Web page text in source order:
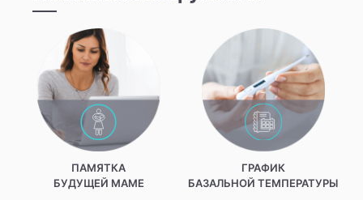
ПАМЯТКА
БУДУЩЕЙ МАМЕ
ГРАФИК
БАЗАЛЬНОЙ ТЕМПЕРАТУРЫ